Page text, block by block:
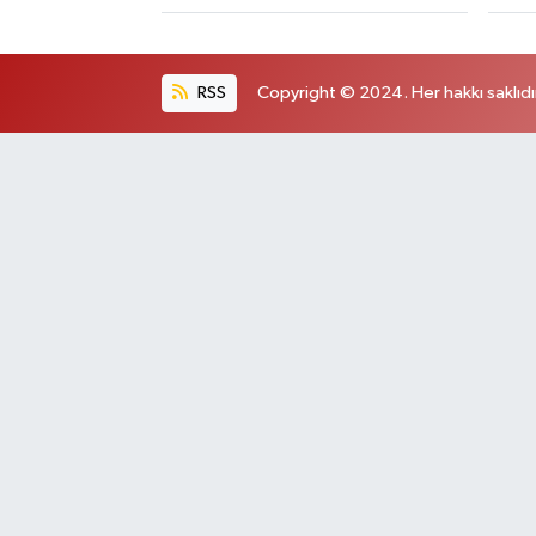
RSS Copyright © 2024. Her hakkı